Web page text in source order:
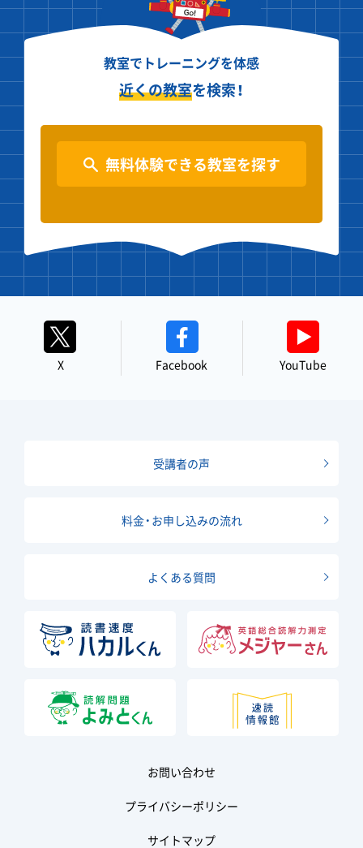
教室でトレーニングを体感
近くの教室を検索！
無料体験できる教室を探す
X Facebook YouTube
受講者の声
料金・お申し込みの流れ
よくある質問
お問い合わせ
プライバシーポリシー
サイトマップ